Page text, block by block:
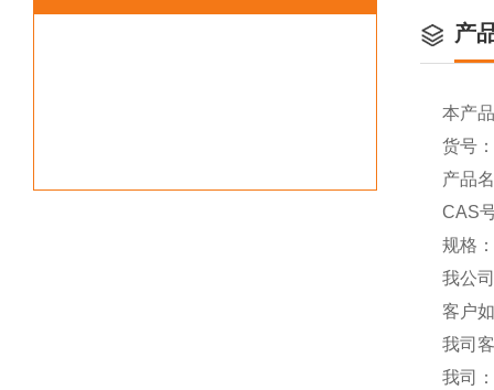
产
本产
货号
产品
CAS
规格
我公
客户
我司
我司